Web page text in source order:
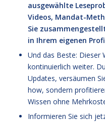
ausgewählte
Videos, Mandat-
Sie
in Ihrem eigenen
Und das Beste: Dieser
kontinuierlich weiter.
Updates, versäumen
how, sondern
Wissen ohne
Informieren Sie sich